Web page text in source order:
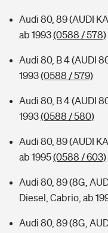
Audi 80, 89 (AUDI
ab 1993(0588 / 578)
Audi 80, B 4 (AUDI
1993(0588 / 579)
Audi 80, B 4 (AUDI
1993(0588 / 580)
Audi 80, 89 (AUDI
ab 1995(0588 / 603)
Audi 80, 89 (8G,
Diesel, Cabrio, ab
Audi 80, 89 (8G,